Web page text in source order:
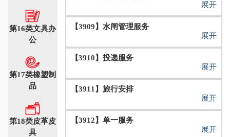
第16类文具办
公
第17类橡塑制
品
第18类皮革皮
具
展开
【3909】水闸管理服务
展开
【3910】投递服务
展开
【3911】旅行安排
展开
【3912】单一服务
展开